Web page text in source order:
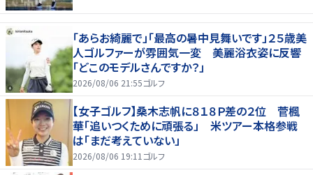
「あらお綺麗で」「最高の暑中見舞いです」２５歳美
人ゴルファーが雰囲気一変 美麗浴衣姿に反響
「どこのモデルさんですか？」
2026/08/06 21:55ゴルフ
【女子ゴルフ】桑木志帆に８１８Ｐ差の２位 菅楓
華「追いつくために頑張る」 米ツアー本格参戦
は「まだ考えていない」
2026/08/06 19:11 ゴルフ